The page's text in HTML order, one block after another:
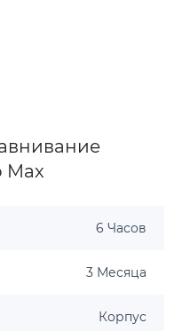
Max
6 Часов
3 Месяца
Корпус